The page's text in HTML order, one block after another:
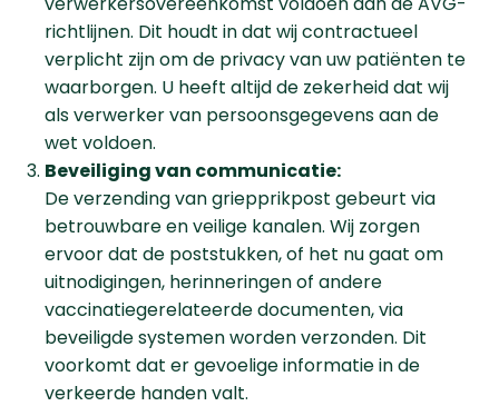
richtlijnen. Dit houdt in dat wij contractueel
verplicht zijn om de privacy van uw patiënten te
waarborgen. U heeft altijd de zekerheid dat wij
als verwerker van persoonsgegevens aan de
wet voldoen.
Beveiliging van communicatie:
De verzending van griepprikpost gebeurt via
betrouwbare en veilige kanalen. Wij zorgen
ervoor dat de poststukken, of het nu gaat om
uitnodigingen, herinneringen of andere
vaccinatiegerelateerde documenten, via
beveiligde systemen worden verzonden. Dit
voorkomt dat er gevoelige informatie in de
verkeerde handen valt.